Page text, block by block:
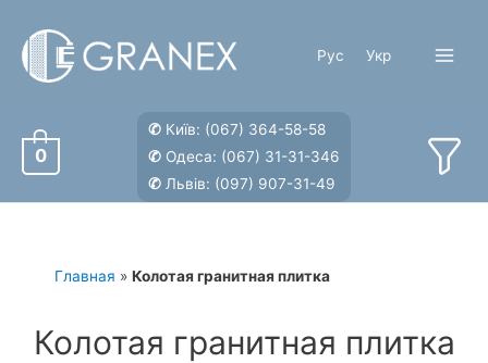
содержимому
Рус Укр
0
✆ Київ: (067) 364-58-58
✆ Одеса: (067) 31-31-346
✆ Львів: (097) 907-31-49
Главная » Колотая гранитная плитка
Колотая гранитная плитка